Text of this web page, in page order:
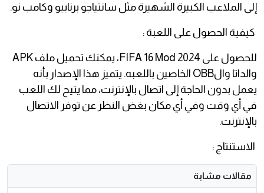
إلى الملاعب الكبيرة الشهيرة مثل سانتياجو برنابيو وكامب نو.
كيفية الحصول على اللعبة :
للحصول على FIFA 16 Mod 2024، يمكنك تحميل ملف APK
والداتا والOBB الخاصين باللعبه. يتميز هذا الإصدار بأنه
يعمل بدون الحاجة إلى اتصال بالإنترنت، مما يتيح لك اللعب
في أي وقت وفي أي مكان بغض النظر عن توفر الاتصال
بالإنترنت.
الاستنتاج :
مقالات مشابة